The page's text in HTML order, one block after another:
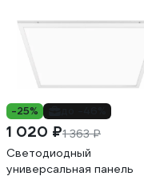
-25%
1 020 ₽1 363 ₽
Светодиодный
универсальная панель